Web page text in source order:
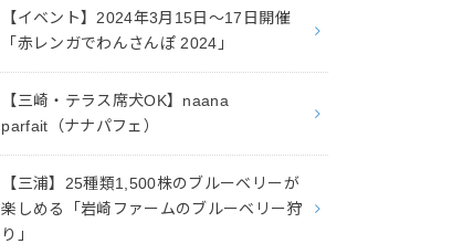
【イベント】2024年3月15日〜17日開催
「赤レンガでわんさんぽ 2024」
【三崎・テラス席犬OK】naana
parfait（ナナパフェ）
【三浦】25種類1,500株のブルーベリーが
楽しめる「岩崎ファームのブルーベリー狩
り」